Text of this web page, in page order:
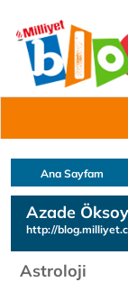
Ana Sayfam
Azade Öksoy
http://
Astroloji